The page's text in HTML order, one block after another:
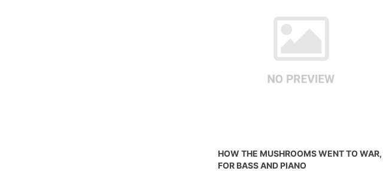
HOW THE MUSHROOMS WENT TO WAR,
FOR BASS AND PIANO